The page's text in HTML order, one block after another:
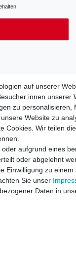
auf unserer
unserer
zu personalisieren,
Website zu
Cookies. Wir teilen
aufgrund eines
oder abgelehnt
Einwilligung zu einem
Sie unser
Daten in